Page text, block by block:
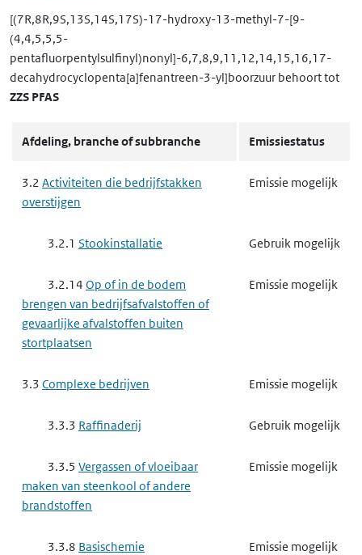
een ippc-installatie voor het smelten
van minerale stoffen en het maken
van mineraalvezels, glazuren of
3.3.8
3.3.8 ahet exploiteren van
een ippc-installatie voor het maken
Gebruik mogelijk
een ippc-installatie voor het maken
van producten voor
gewasbescherming of van biociden
een ippc-installatie voor het maken
houtindustrie en textielindustrie
3.3.9 a
[(7R,8R,9S,13S,14S,17S)-17-hydroxy-13-methyl-7-[9-
(4,4,5,5,5-
pentafluorpentylsulfinyl)nonyl]-6,7,8,9,11,12,14,15,16,17-
decahydrocyclopenta[a]fenantreen-3-yl]boorzuur behoort tot
ZZS PFAS
Afdeling, branche of subbranche Emissiestatus
3.2 Activiteiten die bedrijfstakken
overstijgen
Emissie mogelijk
3.2.1 Stookinstallatie Gebruik mogelijk
3.2.14 Op of in de bodem
brengen van bedrijfsafvalstoffen of
gevaarlijke afvalstoffen buiten
stortplaatsen
Emissie mogelijk
3.3 Complexe bedrijven Emissie mogelijk
3.3.3 Raffinaderij Gebruik mogelijk
3.3.5 Vergassen of vloeibaar
maken van steenkool of andere
brandstoffen
Emissie mogelijk
3.3.8 Basischemie Emissie mogelijk